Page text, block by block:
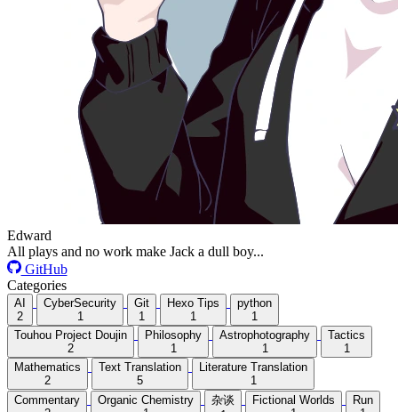
Edward
All plays and no work make Jack a dull boy...
GitHub
Categories
AI
2
CyberSecurity
1
Git
1
Hexo Tips
1
python
1
Touhou Project Doujin
2
Philosophy
1
Astrophotography
1
Tactics
1
Mathematics
2
Text Translation
5
Literature Translation
1
Commentary
Organic Chemistry
杂谈
Fictional Worlds
Run